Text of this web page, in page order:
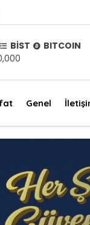
BİST
BITCOIN
Genel